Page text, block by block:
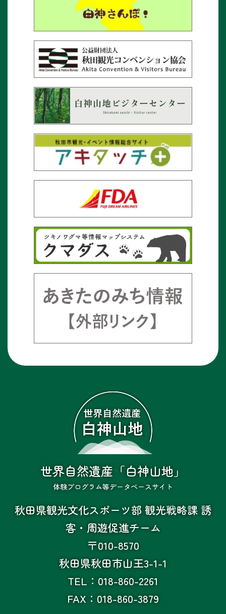
世界自然遺産「白神山地」
体験プログラム等データベースサイト
秋田県観光文化スポーツ部 観光戦略課 誘
客・周遊促進チーム
〒010-8570
秋田県秋田市山王3-1-1
TEL：018-860-2261
FAX：018-860-3879